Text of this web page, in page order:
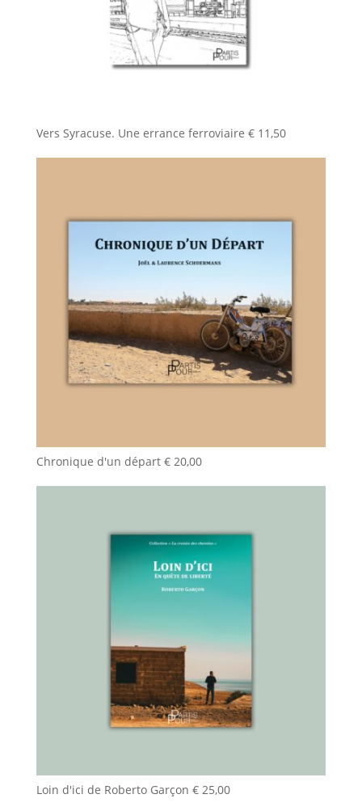
Vers Syracuse. Une errance ferroviaire €11,50
Chronique d'un départ €20,00
Loin d'ici de Roberto Garçon €25,00